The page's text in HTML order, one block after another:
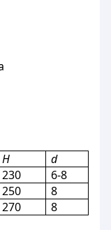
H
d
230
6-8
250
8
270 8